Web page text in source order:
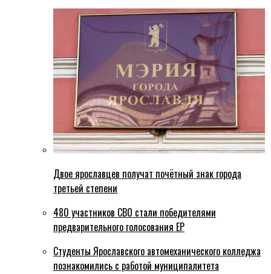
Двое ярославцев получат почётный знак города
третьей степени
480 участников СВО стали победителями
предварительного голосования ЕР
Студенты Ярославского автомеханического колледжа
познакомились с работой муниципалитета